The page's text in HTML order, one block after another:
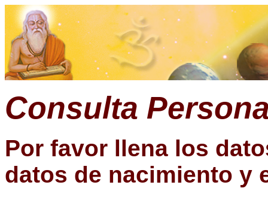
Consulta
Por favor llena los
datos de nacimiento y